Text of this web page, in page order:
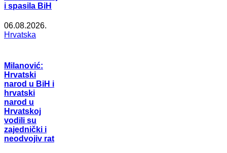
i spasila BiH
06.08.2026.
Hrvatska
Milanović:
Hrvatski
narod u BiH i
hrvatski
narod u
Hrvatskoj
vodili su
zajednički i
neodvojiv rat